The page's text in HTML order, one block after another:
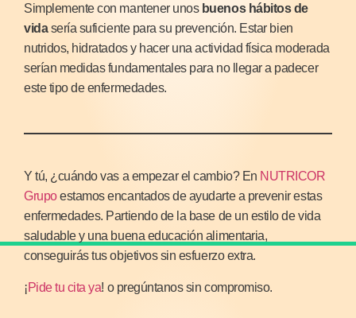
Simplemente con mantener unos buenos hábitos de
vidasería suficiente para su prevención. Estar bien
nutridos, hidratados y hacer una actividad física moderada
serían medidas fundamentales para no llegar a padecer
este tipo de enfermedades.
Y tú, ¿cuándo vas a empezar el cambio? En NUTRICOR
Grupoestamos encantados de ayudarte a prevenir estas
enfermedades. Partiendo de la base de un estilo de vida
saludable y una buena educación alimentaria,
conseguirás tus objetivos sin esfuerzo extra.
¡Pide tu cita ya! o pregúntanos sin compromiso.